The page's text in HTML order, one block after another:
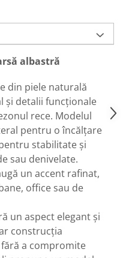
albastră
din piele naturală
și detalii funcționale
rece. Modelul
pentru o încălțare
stabilitate și
sau denivelate.
un accent rafinat,
office sau de
un aspect elegant și
construcția
a compromite